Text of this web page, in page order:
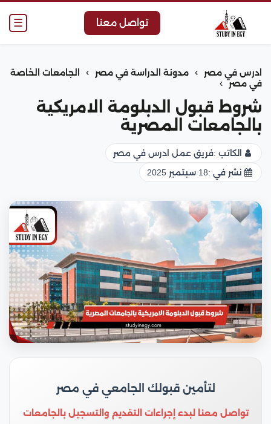
☰ تواصل معنا
ادرس في مصر › مدونة الدراسة في مصر ›
الجامعات الخاصة
في مصر
›
شروط قبول الدبلومة الامريكية
بالجامعات المصرية
الكاتب :فريق عمل ادرس في مصر
نشر في :18 سبتمبر 2025
لتأمين قبولك الجامعي في مصر
تواصل معنا لبدء إجراءات التقديم والتسجيل بالجامعات